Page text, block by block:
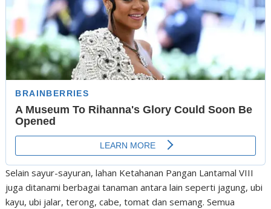
Selain sayur-sayuran, lahan Ketahanan Pangan Lantamal VIII
juga ditanami berbagai tanaman antara lain seperti jagung, ubi
kayu, ubi jalar, terong, cabe, tomat dan semang. Semua